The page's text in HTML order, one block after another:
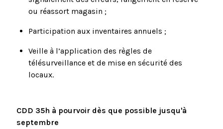
ou réassort magasin ;
Participation aux inventaires annuels ;
Veille à l’application des règles de
télésurveillance et de mise en sécurité des
locaux.
CDD 35h à pourvoir dès que possible jusqu'à
septembre